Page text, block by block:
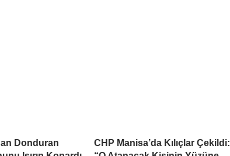
Donduran
CHP Manisa’da Kılıçlar Çekildi: